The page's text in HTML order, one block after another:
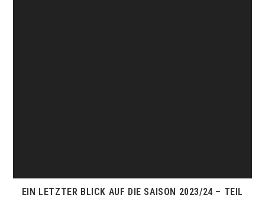
EIN LETZTER BLICK AUF DIE SAISON 2023/24 – TEIL